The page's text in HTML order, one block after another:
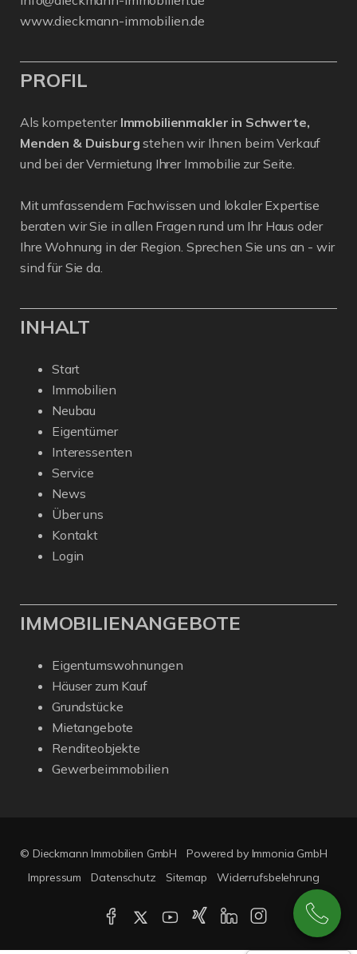
www.dieckmann-immobilien.de
PROFIL
Als kompetenter Immobilienmakler in Schwerte,
Menden & Duisburg stehen wir Ihnen beim Verkauf
und bei der Vermietung Ihrer Immobilie zur Seite.
Mit umfassendem Fachwissen und lokaler Expertise
beraten wir Sie in allen Fragen rund um Ihr Haus oder
Ihre Wohnung in der Region. Sprechen Sie uns an - wir
sind für Sie da.
INHALT
Start
Immobilien
Neubau
Eigentümer
Interessenten
Service
News
Über uns
Kontakt
Login
IMMOBILIENANGEBOTE
Eigentumswohnungen
Häuser zum Kauf
Grundstücke
Mietangebote
Renditeobjekte
Gewerbeimmobilien
© Dieckmann Immobilien GmbH
Powered by Immonia GmbH
Impressum
Datenschutz Sitemap Widerrufsbelehrung